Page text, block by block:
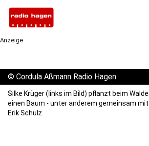
Anzeige
© Cordula Aßmann Radio Hagen
Silke Krüger (links im Bild) pflanzt beim
einen Baum - unter anderem gemeinsam
Erik Schulz.